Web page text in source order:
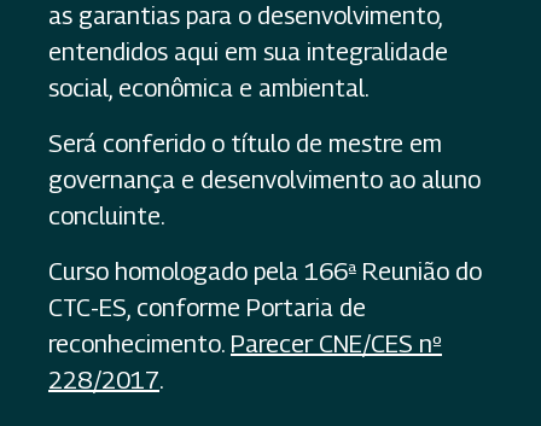
as garantias para o desenvolvimento,
entendidos aqui em sua integralidade
social, econômica e ambiental.
Será conferido o título de mestre em
governança e desenvolvimento ao aluno
concluinte.
Curso homologado pela 166ª Reunião do
CTC-ES, conforme Portaria de
reconhecimento. Parecer CNE/CES nº
228/2017.